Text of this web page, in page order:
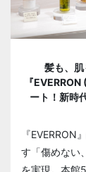
髪も、
『
ート！新時
『
す「傷めない
を実現。本館